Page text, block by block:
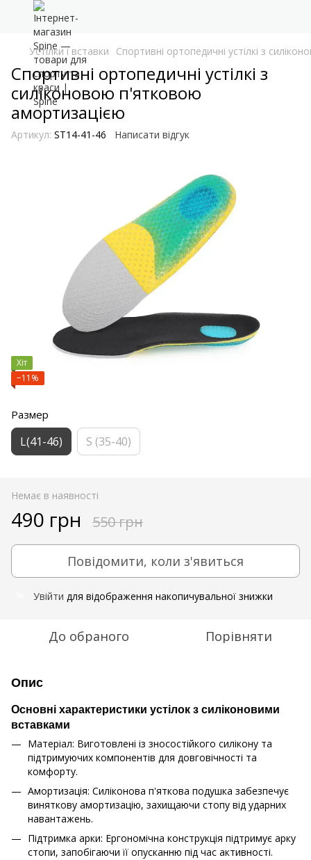
Устілки і вставки Спортивні ортопедичні устілкі з
Спортивні ортопедичні устілкі з
силіконовою п'ятковою
амортизацією
Артикул: ST14-41-46 Написати відгук
Хіт
−11%
Размер
L(41-46) S (35-40)
Немає в наявності
490 грн 550 грн
Повідомити, коли з'явиться
Увійти для відображення накопичувальної знижки
До обраного Порівняти
Опис
Основні характеристики устілок з силіконовими
вставками
Матеріал: Виготовлені із зносостійкого силікону та
підтримуючих компонентів для довговічності та
комфорту.
Амортизація: Силіконова п'яткова подушка забезпечує
виняткову амортизацію, захищаючи стопу від ударних
навантажень.
Підтримка арки: Ергономічна конструкція підтримує арку
стопи, запобігаючи її опусканню під час активності.